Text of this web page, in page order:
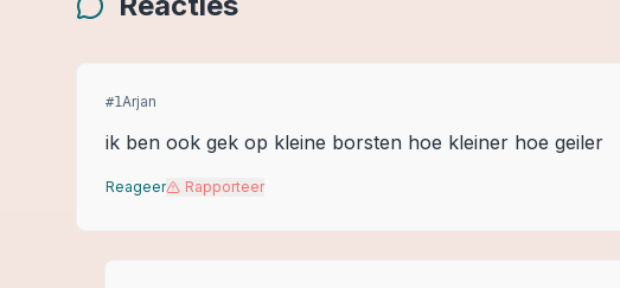
#1Arjan
ik ben ook gek op kleine borsten hoe kleiner hoe geiler
Reageer Rapporteer